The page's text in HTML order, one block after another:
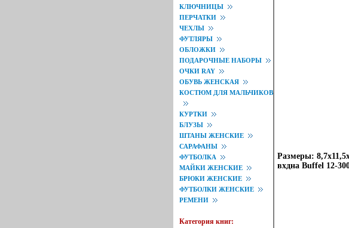
КЛЮЧНИЦЫ
ПЕРЧАТКИ
ЧЕХЛЫ
ФУТЛЯРЫ
ОБЛОЖКИ
ПОДАРОЧНЫЕ НАБОРЫ
ОЧКИ RAY
ОБУВЬ ЖЕНСКАЯ
КОСТЮМ ДЛЯ МАЛЬЧИКОВ
КУРТКИ
БЛУЗЫ
ШТАНЫ ЖЕНСКИЕ
САРАФАНЫ
ФУТБОЛКА
МАЙКИ ЖЕНСКИЕ
БРЮКИ ЖЕНСКИЕ
ФУТБОЛКИ ЖЕНСКИЕ
РЕМЕНИ
Категория книг:
Размеры:
вхдна Buffel 12-